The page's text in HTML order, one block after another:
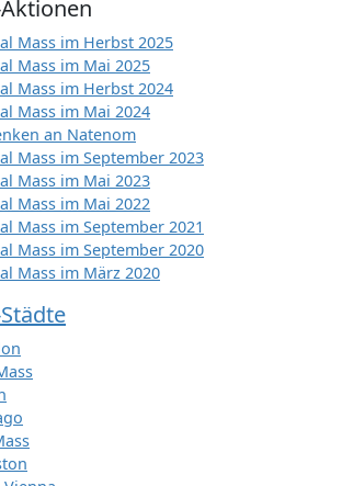
Mass im Herbst 2025
Mass im Mai 2025
Mass im Herbst 2024
Mass im Mai 2024
an Natenom
Mass im September 2023
Mass im Mai 2023
Mass im Mai 2022
Mass im September 2021
Mass im September 2020
Mass im März 2020